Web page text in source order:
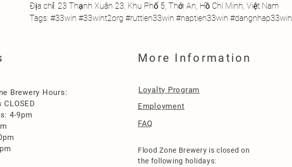
Địa chỉ: 23 Thạnh Xuân 23, Khu Phố 5, Thới An, Hồ Chí Minh, Việt Nam
Tags: #33win #33wint2org #ruttien33win #naptien33win #dangnhap33win
Brewery Hours:
CLOSED
4-9pm
More Information
Loyalty Program
Employment
FAQ
Flood Zone Brewery is closed on
the following holidays: